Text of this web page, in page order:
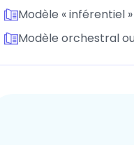
Modèle « inférentiel
Modèle orchestral